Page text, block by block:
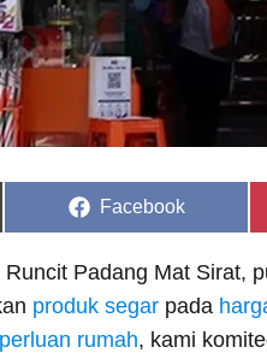
Share
Facebook
Padang Mat Sirat,
produk segar pada
rumah, kami